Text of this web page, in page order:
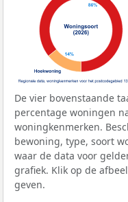
De vier bovenstaande
percentage woningen
woningkenmerken.
bewoning, type, soort
waar de data voor
grafiek. Klik op de
geven.